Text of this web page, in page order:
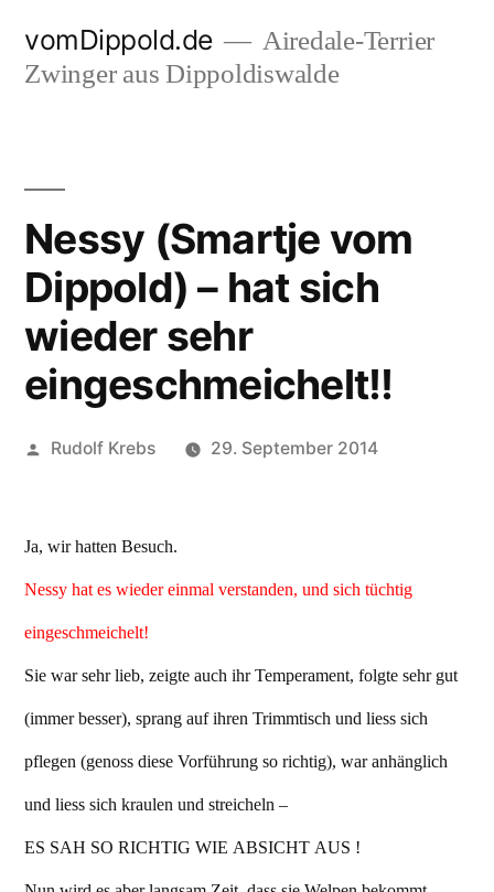
Inhalt
vomDippold.de
Airedale-Terrier
Zwinger aus Dippoldiswalde
Nessy (Smartje vom
Dippold) – hat sich
wieder sehr
eingeschmeichelt!!
Veröffentlicht
Rudolf Krebs 29. September 2014
Ja, wir hatten Besuch.
Nessy hat es wieder einmal verstanden, und sich tüchtig
eingeschmeichelt!
Sie war sehr lieb, zeigte auch ihr Temperament, folgte sehr gut
(immer besser), sprang auf ihren Trimmtisch und liess sich
pflegen (genoss diese Vorführung so richtig), war anhänglich
und liess sich kraulen und streicheln –
ES SAH SO RICHTIG WIE ABSICHT AUS !